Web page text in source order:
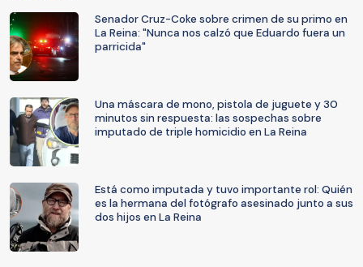
Senador Cruz-Coke sobre crimen de su primo en
La Reina: "Nunca nos calzó que Eduardo fuera un
parricida"
Una máscara de mono, pistola de juguete y 30
minutos sin respuesta: las sospechas sobre
imputado de triple homicidio en La Reina
Está como imputada y tuvo importante rol: Quién
es la hermana del fotógrafo asesinado junto a sus
dos hijos en La Reina